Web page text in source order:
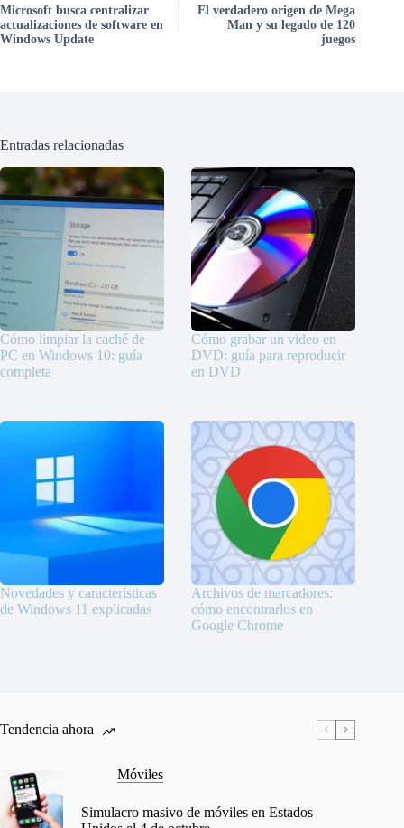
Microsoft busca centralizar
actualizaciones de software en
Windows Update
El verdadero origen de Mega
Man y su legado de 120
juegos
Entradas relacionadas
Cómo limpiar la caché de
PC en Windows 10: guía
completa
Cómo grabar un video en
DVD: guía para reproducir
en DVD
Novedades y características
de Windows 11 explicadas
Archivos de marcadores:
cómo encontrarlos en
Google Chrome
Tendencia ahora
Móviles
Simulacro masivo de móviles en Estados